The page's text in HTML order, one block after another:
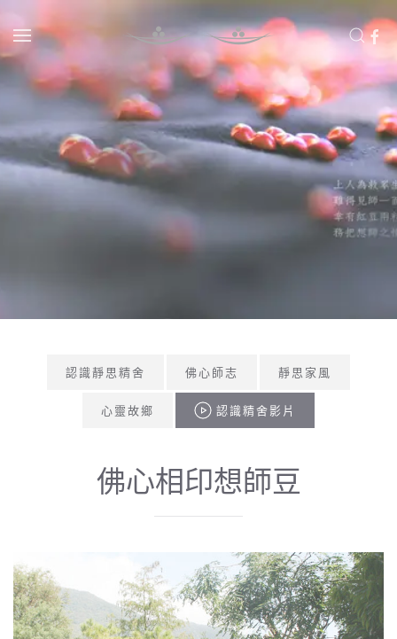
Skip to main content
認識靜思精舍 佛心師志 靜思家風
心靈故鄉 認識精舍影片
佛心相印想師豆